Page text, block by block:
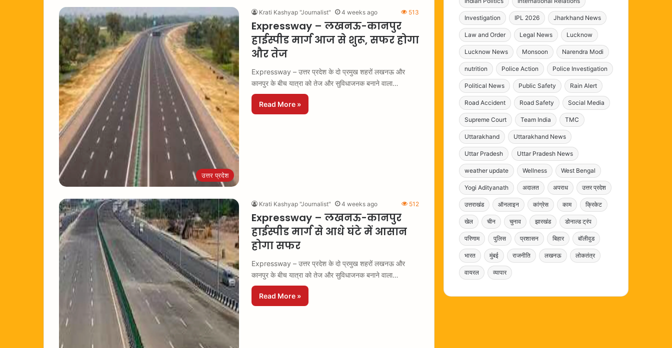
उत्तर प्रदेश
Krati Kashyap "Journalist" 4 weeks ago 513
Expressway – लखनऊ-कानपुर
हाईस्पीड मार्ग आज से शुरू, सफर होगा
और तेज
Expressway – उत्तर प्रदेश के दो प्रमुख शहरों लखनऊ और
कानपुर के बीच यात्रा को तेज और सुविधाजनक बनाने वाला…
Read More »
Krati Kashyap "Journalist" 4 weeks ago 512
Expressway – लखनऊ-कानपुर
हाईस्पीड मार्ग से आधे घंटे में आसान
होगा सफर
Expressway – उत्तर प्रदेश के दो प्रमुख शहरों लखनऊ और
कानपुर के बीच यात्रा को तेज और सुविधाजनक बनाने वाला…
Read More »
Investigation IPL 2026 Jharkhand News
Law and Order Legal News Lucknow
Lucknow News Monsoon Narendra Modi
nutrition Police Action Police Investigation
Political News Public Safety Rain Alert
Road Accident Road Safety Social Media
Supreme Court Team India TMC
Uttarakhand Uttarakhand News
Uttar Pradesh Uttar Pradesh News
weather update Wellness West Bengal
Yogi Adityanath अदालत अपराध उत्तर प्रदेश
उत्तराखंड ऑनलाइन कांग्रेस काम क्रिकेट
खेल चीन चुनाव झारखंड डोनाल्ड ट्रंप
परिणाम पुलिस प्रशासन बिहार बॉलीवुड
भारत मुंबई राजनीति लखनऊ लोकतंत्र
वायरल व्यापार